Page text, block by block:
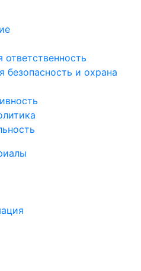
ответственность
и охрана